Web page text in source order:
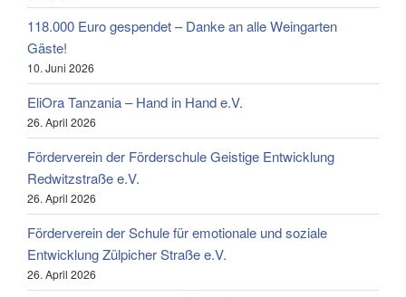
118.000 Euro gespendet – Danke an alle Weingarten
Gäste!
10. Juni 2026
EliOra Tanzania – Hand in Hand e.V.
26. April 2026
Förderverein der Förderschule Geistige Entwicklung
Redwitzstraße e.V.
26. April 2026
Förderverein der Schule für emotionale und soziale
Entwicklung Zülpicher Straße e.V.
26. April 2026